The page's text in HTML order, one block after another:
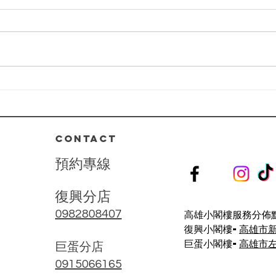
決肌膚屏障受損、深層乾燥、泛紅
深|
CONTACT
預約專線
復興分店
0982808407
​巨蛋分店
0915066165
高雄小閣樓服務分佈
復興小閣樓- 高雄市
巨蛋小閣樓- 高雄市